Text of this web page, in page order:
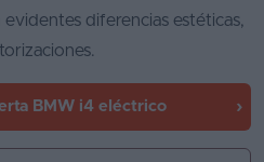
diferencias estéticas,
BMW i4 eléctrico